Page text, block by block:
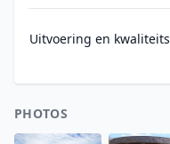
Uitvoering en
PHOTOS